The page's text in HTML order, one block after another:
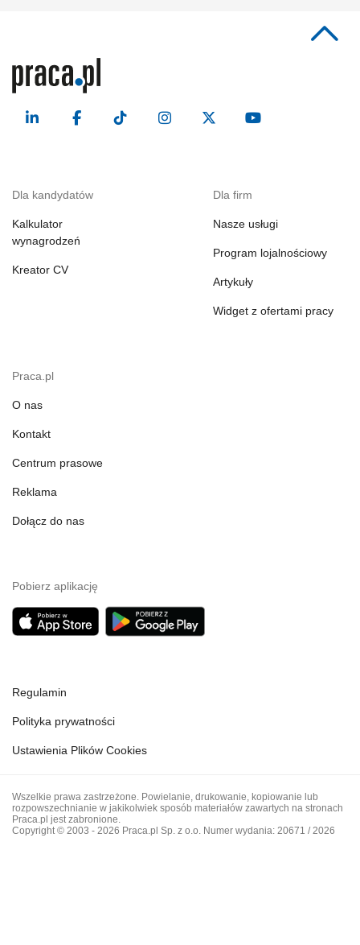
Dla kandydatów
Kalkulator
wynagrodzeń
Kreator CV
Dla firm
Nasze usługi
Program lojalnościowy
Artykuły
Widget z ofertami pracy
Praca.pl
O nas
Kontakt
Centrum prasowe
Reklama
Dołącz do nas
Pobierz aplikację
Regulamin
Polityka prywatności
Ustawienia Plików Cookies
Wszelkie prawa zastrzeżone. Powielanie, drukowanie, kopiowanie lub
rozpowszechnianie w jakikolwiek sposób materiałów zawartych na stronach
Praca.pl jest zabronione.
Copyright © 2003 - 2026 Praca.pl Sp. z o.o. Numer wydania: 20671 / 2026